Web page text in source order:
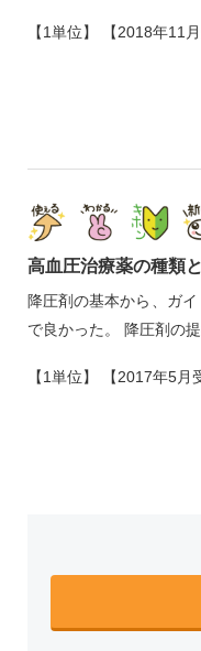
【1単位】 【2018年11月
高血圧治療薬の種類
降圧剤の基本から、ガ
で良かった。 降圧剤の
【1単位】 【2017年5月